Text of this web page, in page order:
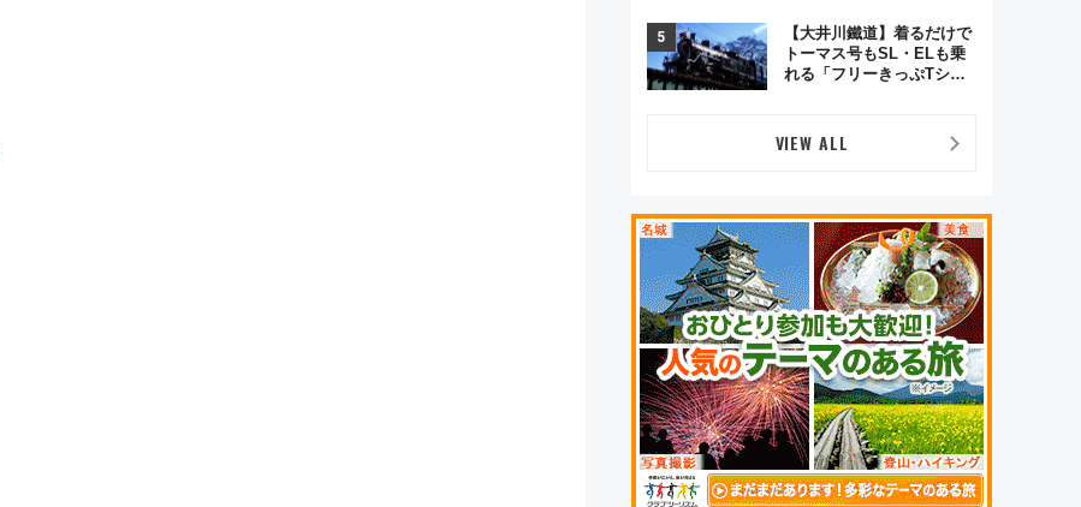
変わる？ 全テナント情報も
公開！
【大井川鐵道】着るだけで
トーマス号もSL・ELも乗
れる「フリーきっぷTシャ
VIEW ALL